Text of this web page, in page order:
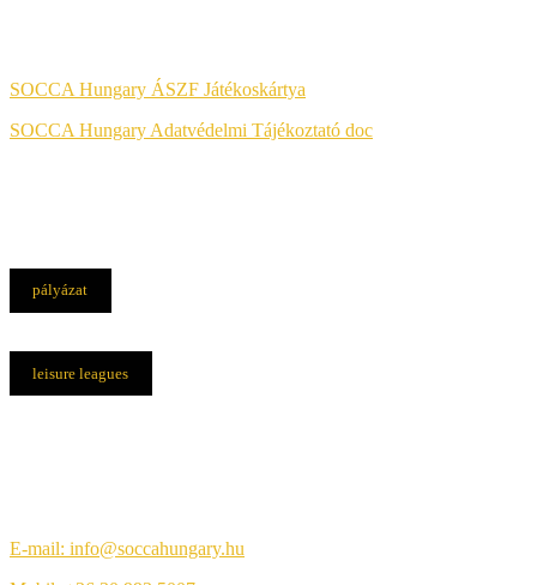
SOCCA Hungary ÁSZF Játékoskártya
SOCCA Hungary Adatvédelmi Tájékoztató doc
pályázat
leisure leagues
E-mail: info@soccahungary.hu